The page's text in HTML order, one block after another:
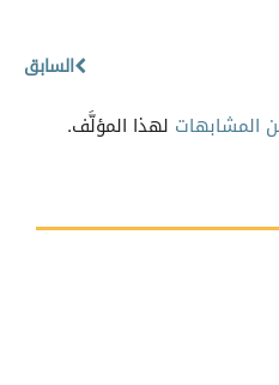
السابق
المشابهات لهذا المؤلَّف.